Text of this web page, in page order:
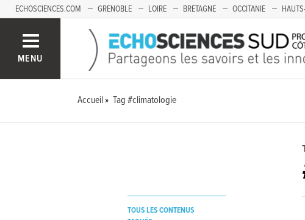
ECHOSCIENCES.COM GRENOBLE LOIRE BRETAGNE OCCITANIE
MENU
Accueil Tag #climatologie
TOUS LES CONTENUS